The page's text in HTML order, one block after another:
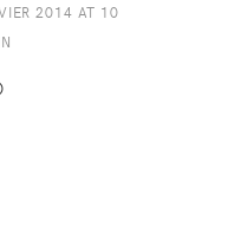
2014 AT 10